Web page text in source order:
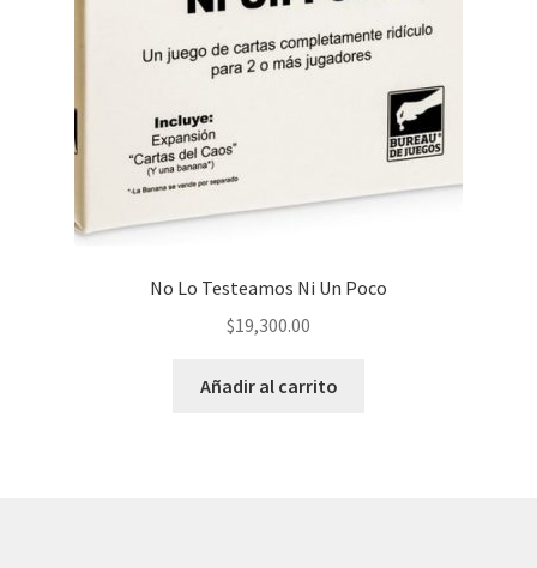
No Lo Testeamos Ni Un Poco
$19,300.00
Añadir al carrito